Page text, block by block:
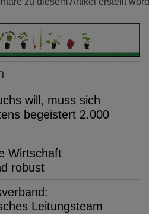
will, muss sich
begeistert 2.000
Wirtschaft
robust
Leitungsteam